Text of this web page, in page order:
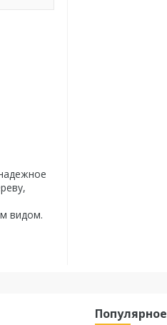
видом.
Популярное